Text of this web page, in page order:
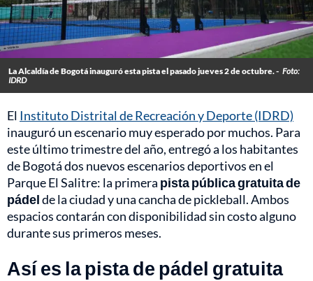
La Alcaldía de Bogotá inauguró esta pista el pasado jueves 2 de octubre. - Foto:
IDRD
El Instituto Distrital de Recreación y Deporte (IDRD)
inauguró un escenario muy esperado por muchos. Para
este último trimestre del año, entregó a los habitantes
de Bogotá dos nuevos escenarios deportivos en el
Parque El Salitre: la primera pista pública gratuita de
pádelde la ciudad y una cancha de pickleball. Ambos
espacios contarán con disponibilidad sin costo alguno
durante sus primeros meses.
Así es la pista de pádel gratuita